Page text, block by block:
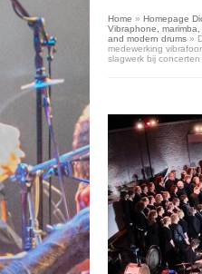
Home » Homepage
Vibraphone,
and modern drums »
medewerking
slagwerk bij concerten